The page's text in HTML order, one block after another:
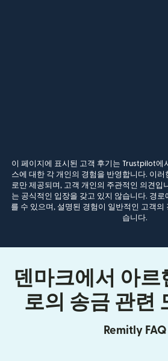
이 페이지에 표시된 고객 후기는 Trustpilot에
스에 대한 각 개인의 경험을 반영합니다. 이러
로만 제공되며, 고객 개인의 주관적인 의견입
는 공식적인 입장을 갖고 있지 않습니다. 경
를 수 있으며, 설명된 경험이 일반적인 고객의
습니다.
덴마크에서 아르
로의 송금 관련
Remitly FAQ